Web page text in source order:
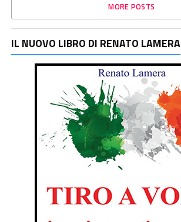
MORE POSTS
IL NUOVO LIBRO DI RENATO LAMERA